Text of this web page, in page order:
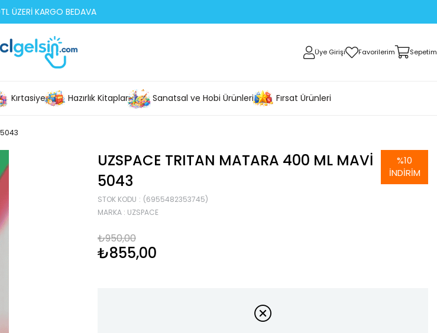
ÜZERİ KARGO BEDAVA
Üye Girişi Favorilerim Sepetim
Kırtasiye Hazırlık Kitapları Sanatsal ve Hobi Ürünleri Fırsat Ürünleri
UZSPACE TRITAN MATARA 400 ML MAVI
5043
STOK KODU
(6955482353745)
MARKA : UZSPACE
₺950,00
₺855,00
%10
İNDIRIM